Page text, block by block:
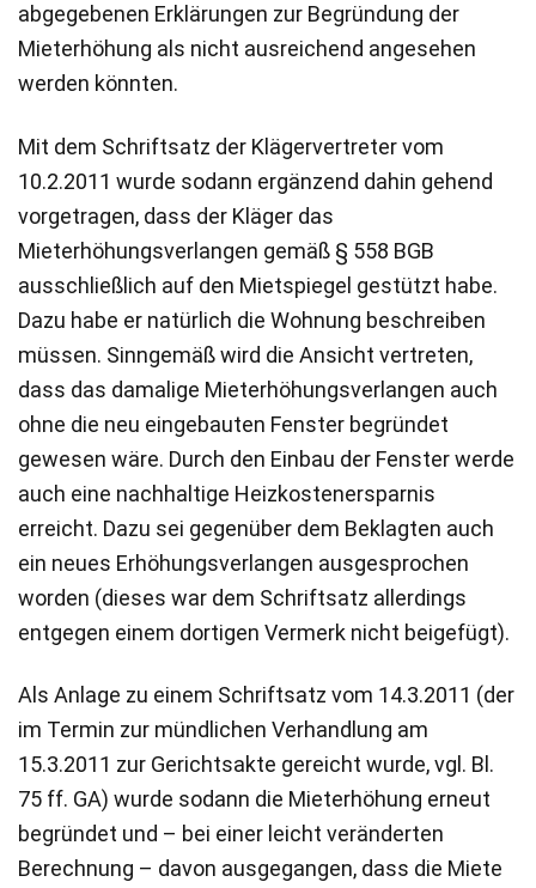
abgegebenen Erklärungen zur Begründung der
Mieterhöhung als nicht ausreichend angesehen
werden könnten.
Mit dem Schriftsatz der Klägervertreter vom
10.2.2011 wurde sodann ergänzend dahin gehend
vorgetragen, dass der Kläger das
Mieterhöhungsverlangen gemäß § 558 BGB
ausschließlich auf den Mietspiegel gestützt habe.
Dazu habe er natürlich die Wohnung beschreiben
müssen. Sinngemäß wird die Ansicht vertreten,
dass das damalige Mieterhöhungsverlangen auch
ohne die neu eingebauten Fenster begründet
gewesen wäre. Durch den Einbau der Fenster werde
auch eine nachhaltige Heizkostenersparnis
erreicht. Dazu sei gegenüber dem Beklagten auch
ein neues Erhöhungsverlangen ausgesprochen
worden (dieses war dem Schriftsatz allerdings
entgegen einem dortigen Vermerk nicht beigefügt).
Als Anlage zu einem Schriftsatz vom 14.3.2011 (der
im Termin zur mündlichen Verhandlung am
15.3.2011 zur Gerichtsakte gereicht wurde, vgl. Bl.
75 ff. GA) wurde sodann die Mieterhöhung erneut
begründet und – bei einer leicht veränderten
Berechnung – davon ausgegangen, dass die Miete